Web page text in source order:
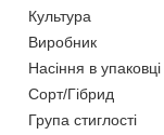
Культура
Виробник
Насіння в упаковці
Сорт/Гібрид
Група стиглості